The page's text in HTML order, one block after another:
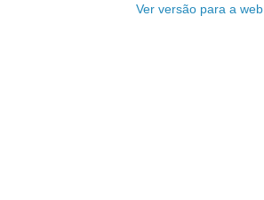
Ver versão para a web